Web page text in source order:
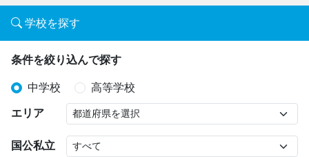
学校を探す
条件を絞り込んで探す
中学校 高等学校
エリア
国公私立